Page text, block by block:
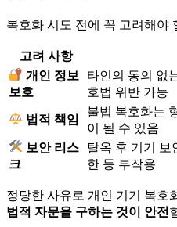
복호화 시도 전에 꼭 고려해야
고려 사항
개인 정보
보호
타인의 동의 없
호법 위반 가능
법적 책임
불법 복호화는
이 될 수 있음
보안 리스
크
탈옥 후 기기 보
한 등 부작용
정당한 사유로 개인 기기 복호
법적 자문을 구하는 것이 안전